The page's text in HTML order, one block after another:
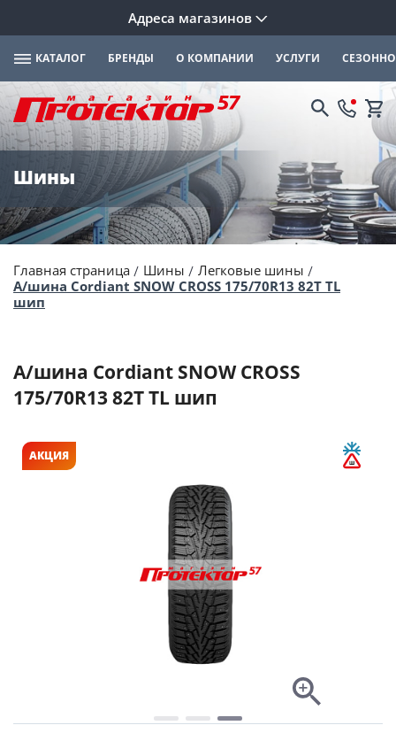
Адреса магазинов
КАТАЛОГ БРЕНДЫ О КОМПАНИИ УСЛУГИ
Шины
Главная страница Шины
Легковые шины
А/шина Cordiant SNOW CROSS 175/70R13 82T TL
шип
А/шина Cordiant SNOW CROSS
175/70R13 82T TL шип
АКЦИЯ